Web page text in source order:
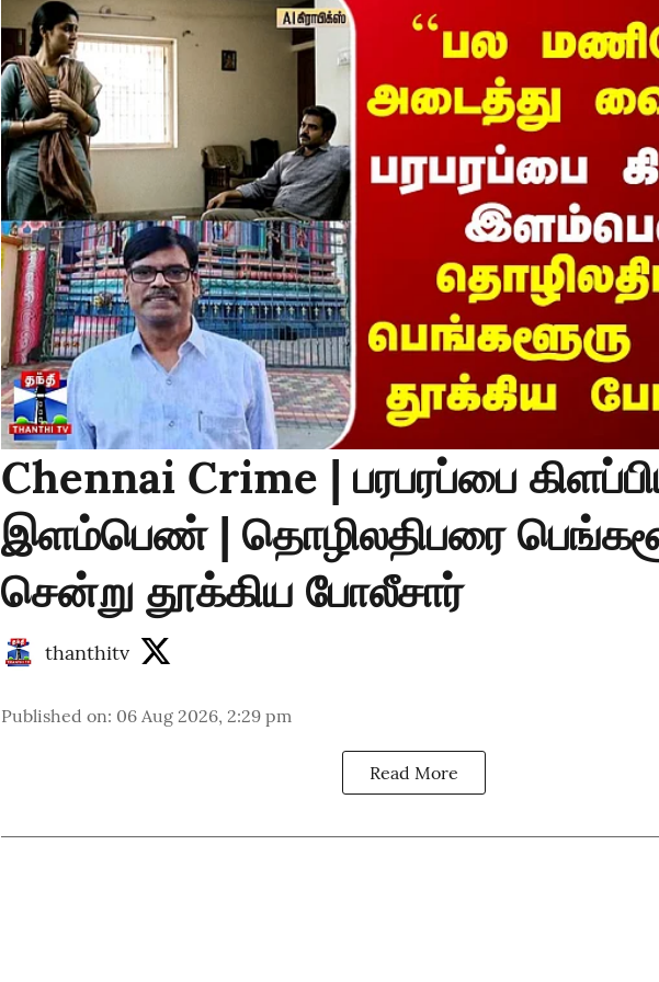
Chennai Crime | பரபரப்பை
இளம்பெண் | தொழிலதிபரை
சென்று தூக்கிய போலீசார்
thanthitv
Published on: 06 Aug 2026, 2:29 pm
Read More